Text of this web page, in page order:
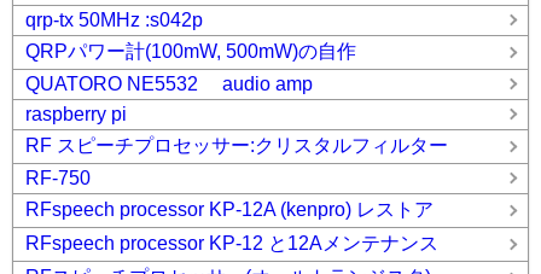
qrp-tx 50MHz :s042p
QRPパワー計(100mW, 500mW)の自作
QUATORO NE5532 audio amp
raspberry pi
RF スピーチプロセッサー:クリスタルフィルター
RF-750
RFspeech processor KP-12A (kenpro) レストア
RFspeech processor KP-12 と12Aメンテナンス